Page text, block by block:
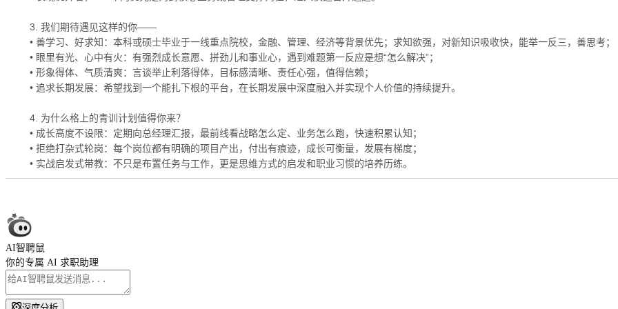
3. 我们期待遇见这样的你——
• 善学习、好求知：本科或硕士毕业于一线重点院校，金融、管理、经济等背景优先；求知欲强，对新知识吸收快，能举一反三，善思考；
• 眼里有光、心中有火：有强烈成长意愿、拼劲儿和事业心，遇到难题第一反应是想“怎么解决”；
• 形象得体、气质清爽：言谈举止利落得体，目标感清晰、责任心强，值得信赖；
• 追求长期发展：希望找到一个能扎下根的平台，在长期发展中深度融入并实现个人价值的持续提升。
4. 为什么格上的青训计划值得你来？
• 成长高度不设限：定期向总经理汇报，最前线看战略怎么定、业务怎么跑，快速积累认知；
• 拒绝打杂式轮岗：每个岗位都有明确的项目产出，付出有痕迹，成长可衡量，发展有梯度；
• 实战启发式带教：不只是布置任务与工作，更是思维方式的启发和职业习惯的培养历练。
AI智聘鼠
你的专属 AI 求职助理